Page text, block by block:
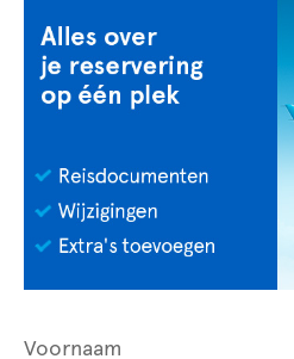
Voornaam